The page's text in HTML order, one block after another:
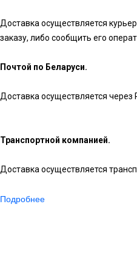
Доставка осуществляется
заказу, либо сообщить его
Почтой по Беларуси.
Доставка осуществляется
Транспортной компанией.
Доставка осуществляется
Подробнее